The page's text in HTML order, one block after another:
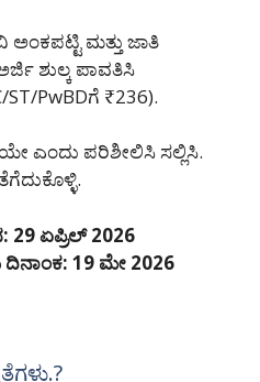
ಮತ್ತು ಜಾತಿ
ಶುಲ್ಕ ಪಾವತಿಸಿ
ST/PwBDಗೆ ₹236).
ಎಂದು ಪರಿಶೀಲಿಸಿ ಸಲ್ಲಿಸಿ.
29 ಏಪ್ರಿಲ್ 2026
19 ಮೇ 2026